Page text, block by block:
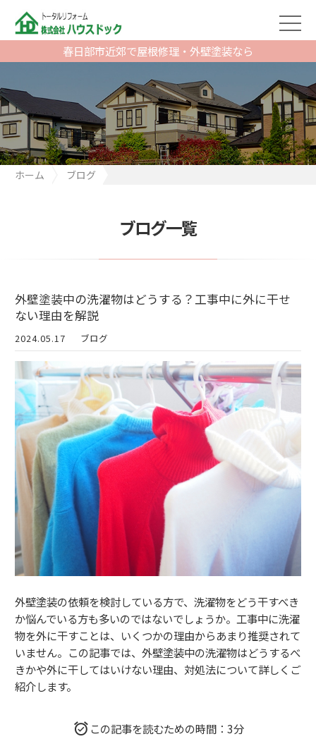
春日部市近郊で屋根修理・外壁塗装なら
ホーム
ブログ
ブログ一覧
外壁塗装中の洗濯物はどうする？工事中に外に干せ
ない理由を解説
2024.05.17 ブログ
外壁塗装の依頼を検討している方で、洗濯物をどう干すべき
か悩んでいる方も多いのではないでしょうか。工事中に洗濯
物を外に干すことは、いくつかの理由からあまり推奨されて
いません。この記事では、外壁塗装中の洗濯物はどうするべ
きかや外に干してはいけない理由、対処法について詳しくご
紹介します。
この記事を読むための時間：3分